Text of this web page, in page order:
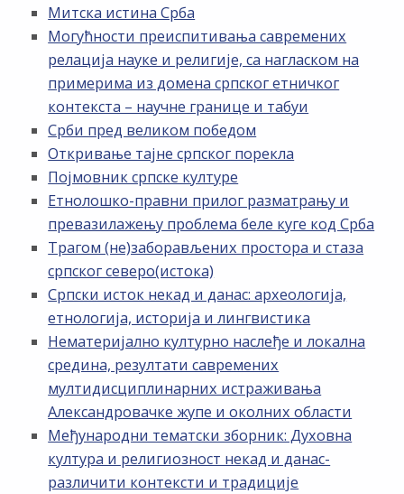
Митска истина Срба
Могућности преиспитивања савремених
релација науке и религије, са нагласком на
примерима из домена српског етничког
контекста – научне границе и табуи
Срби пред великом победом
Откривање тајне српског порекла
Појмовник српске културе
Етнолошко-правни прилог разматрању и
превазилажењу проблема беле куге код Срба
Трагом (не)заборављених простора и стаза
српског северо(истока)
Српски исток некад и данас: археологија,
етнологија, историја и лингвистика
Нематеријално културно наслеђе и локална
средина, резултати савремених
мултидисциплинарних истраживања
Александровачке жупе и околних области
Међународни тематски зборник: Духовна
култура и религиозност некад и данас-
различити контексти и традиције